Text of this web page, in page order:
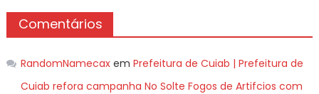
Comentários
RandomNamecaxem Prefeitura de Cuiab | Prefeitura de
Cuiab refora campanha No Solte Fogos de Artifcios com